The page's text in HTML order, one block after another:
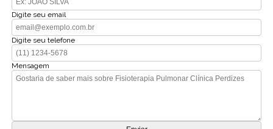
Digite seu email
Digite seu telefone
Mensagem